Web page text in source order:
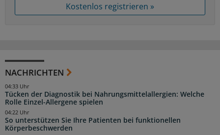
Kostenlos registrieren »
NACHRICHTEN
Tücken der Diagnostik bei Nahrungsmittelallergien: Welche
Rolle Einzel-Allergene spielen
04:33 Uhr
So unterstützen Sie Ihre Patienten bei funktionellen
Körperbeschwerden
04:22 Uhr